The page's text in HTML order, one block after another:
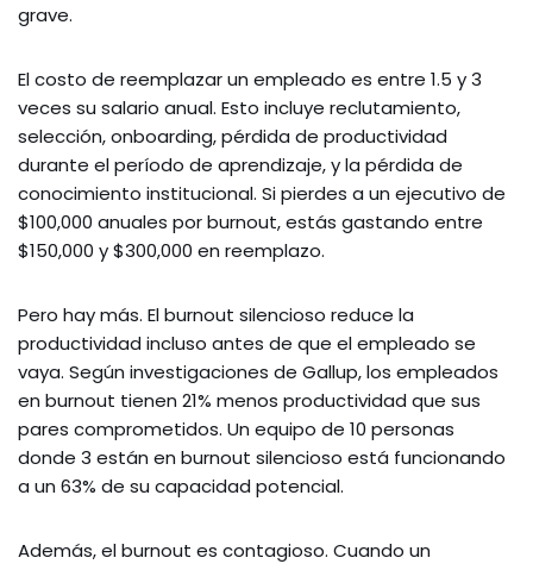
grave.
El costo de reemplazar un empleado es entre 1.5 y 3
veces su salario anual. Esto incluye reclutamiento,
selección, onboarding, pérdida de productividad
durante el período de aprendizaje, y la pérdida de
conocimiento institucional. Si pierdes a un ejecutivo de
$100,000 anuales por burnout, estás gastando entre
$150,000 y $300,000 en reemplazo.
Pero hay más. El burnout silencioso reduce la
productividad incluso antes de que el empleado se
vaya. Según investigaciones de Gallup, los empleados
en burnout tienen 21% menos productividad que sus
pares comprometidos. Un equipo de 10 personas
donde 3 están en burnout silencioso está funcionando
a un 63% de su capacidad potencial.
Además, el burnout es contagioso. Cuando un